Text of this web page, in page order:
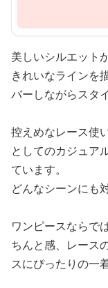
美しいシルエット
きれいなラインを
バーしながらスタ
控えめなレース使
としてのカジュア
ています。
どんなシーンにも
ワンピースならで
ちんと感、レース
スにぴったりの一